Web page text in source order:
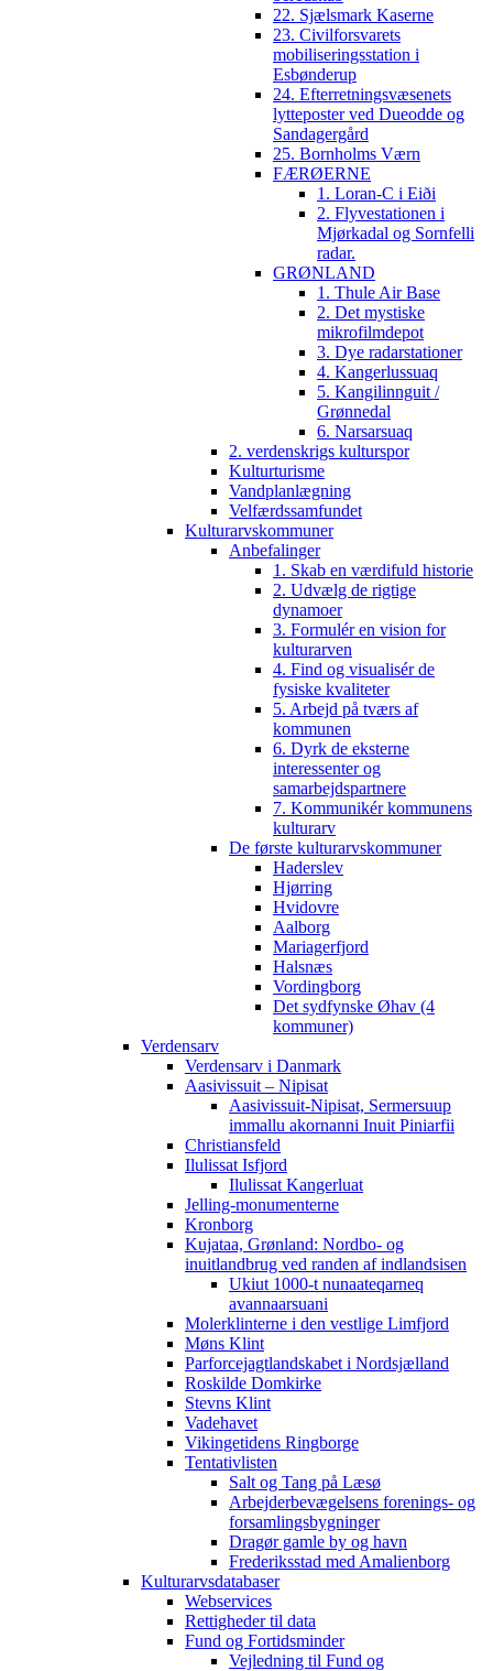
22. Sjælsmark Kaserne
23. Civilforsvarets
mobiliseringsstation i
Esbønderup
24. Efterretningsvæsenets
lytteposter ved Dueodde og
Sandagergård
25. Bornholms Værn
FÆRØERNE
1. Loran-C i Eiði
2. Flyvestationen i
Mjørkadal og Sornfelli
radar.
GRØNLAND
1. Thule Air Base
2. Det mystiske
mikrofilmdepot
3. Dye radarstationer
4. Kangerlussuaq
5. Kangilinnguit /
Grønnedal
6. Narsarsuaq
2. verdenskrigs kulturspor
Kulturturisme
Vandplanlægning
Velfærdssamfundet
Kulturarvskommuner
Anbefalinger
1. Skab en værdifuld historie
2. Udvælg de rigtige
dynamoer
3. Formulér en vision for
kulturarven
4. Find og visualisér de
fysiske kvaliteter
5. Arbejd på tværs af
kommunen
6. Dyrk de eksterne
interessenter og
samarbejdspartnere
7. Kommunikér kommunens
kulturarv
De første kulturarvskommuner
Haderslev
Hjørring
Hvidovre
Aalborg
Mariagerfjord
Halsnæs
Vordingborg
Det sydfynske Øhav (4
kommuner)
Verdensarv
Verdensarv i Danmark
Aasivissuit – Nipisat
Aasivissuit-Nipisat, Sermersuup
immallu akornanni Inuit Piniarfii
Christiansfeld
Ilulissat Isfjord
Ilulissat Kangerluat
Jelling-monumenterne
Kronborg
Kujataa, Grønland: Nordbo- og
inuitlandbrug ved randen af indlandsisen
Ukiut 1000-t nunaateqarneq
avannaarsuani
Molerklinterne i den vestlige Limfjord
Møns Klint
Parforcejagtlandskabet i Nordsjælland
Roskilde Domkirke
Stevns Klint
Vadehavet
Vikingetidens Ringborge
Tentativlisten
Salt og Tang på Læsø
Arbejderbevægelsens forenings- og
forsamlingsbygninger
Dragør gamle by og havn
Frederiksstad med Amalienborg
Kulturarvsdatabaser
Webservices
Rettigheder til data
Fund og Fortidsminder
Vejledning til Fund og